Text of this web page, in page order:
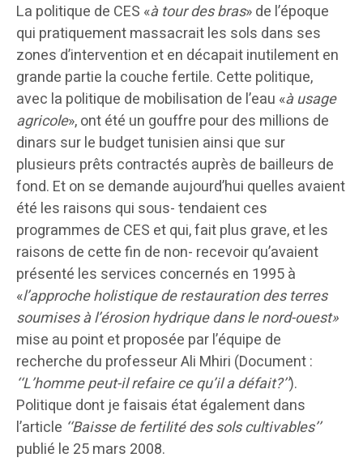
La politique de CES «à tour des bras» de l’époque
qui pratiquement massacrait les sols dans ses
zones d’intervention et en décapait inutilement en
grande partie la couche fertile. Cette politique,
avec la politique de mobilisation de l’eau «à usage
agricole», ont été un gouffre pour des millions de
dinars sur le budget tunisien ainsi que sur
plusieurs prêts contractés auprès de bailleurs de
fond. Et on se demande aujourd’hui quelles avaient
été les raisons qui sous- tendaient ces
programmes de CES et qui, fait plus grave, et les
raisons de cette fin de non- recevoir qu’avaient
présenté les services concernés en 1995 à
«l’approche holistique de restauration des terres
soumises à l’érosion hydrique dans le nord-ouest»
mise au point et proposée par l’équipe de
recherche du professeur Ali Mhiri (Document :
‘‘L’homme peut-il refaire ce qu’il a défait?’’).
Politique dont je faisais état également dans
l’article ‘‘Baisse de fertilité des sols cultivables’’
publié le 25 mars 2008.